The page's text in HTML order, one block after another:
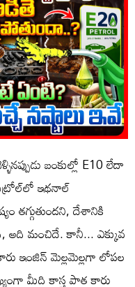
బంకుల్లో E10 లేదా
ఇథనాల్
తగ్గుతుందని, దేశానికి
అది మంచిదే. కానీ... ఎక్కువ
ఇంజిన్ మెల్లమెల్లగా లోపల
మీది కాస్త పాత కారు